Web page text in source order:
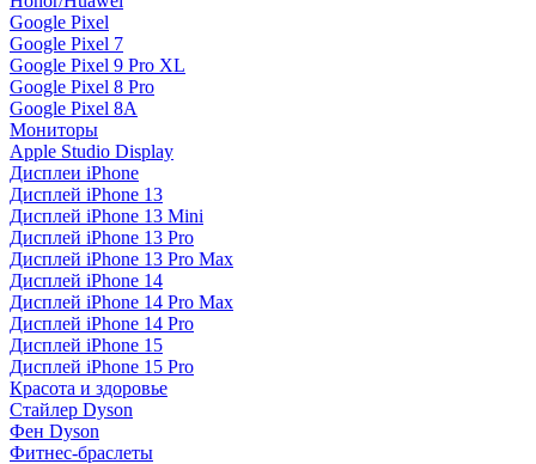
Google Pixel
Google Pixel 7
Google Pixel 9 Pro XL
Google Pixel 8 Pro
Google Pixel 8A
Мониторы
Apple Studio Display
Дисплеи iPhone
Дисплей iPhone 13
Дисплей iPhone 13 Mini
Дисплей iPhone 13 Pro
Дисплей iPhone 13 Pro Max
Дисплей iPhone 14
Дисплей iPhone 14 Pro Max
Дисплей iPhone 14 Pro
Дисплей iPhone 15
Дисплей iPhone 15 Pro
Красота и здоровье
Стайлер Dyson
Фен Dyson
Фитнес-браслеты